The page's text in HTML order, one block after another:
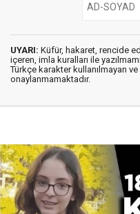
UYARI: Küfür, hakaret, rencide
içeren, imla kuralları ile
Türkçe karakter kullanılmayan
onaylanmamaktadır.